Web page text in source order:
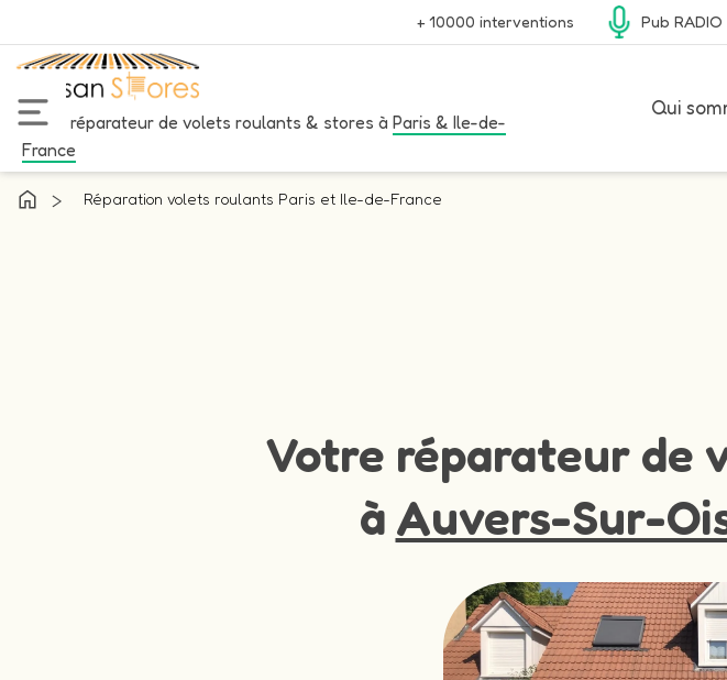
+ 10000 interventions Pub RADIO
Votre réparateur de volets roulants & stores à Paris & Ile-de-
France
Qui
> Réparation volets roulants Paris et Ile-de-France
Votre réparateur de
à Auvers-Sur-